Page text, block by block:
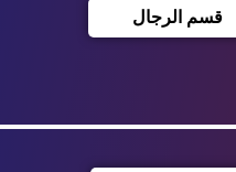
قسم الرجال